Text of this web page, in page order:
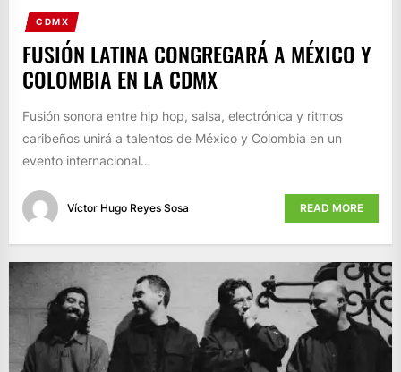
CDMX
FUSIÓN LATINA CONGREGARÁ A MÉXICO Y
COLOMBIA EN LA CDMX
Fusión sonora entre hip hop, salsa, electrónica y ritmos
caribeños unirá a talentos de México y Colombia en un
evento internacional…
Víctor Hugo Reyes Sosa READ MORE